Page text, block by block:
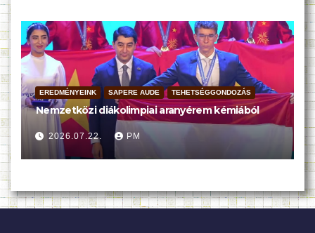
EREDMÉNYEINK SAPERE AUDE TEHETSÉGGONDOZÁS
Nemzetközi diákolimpiai aranyérem kémiából
2026.07.22. PM